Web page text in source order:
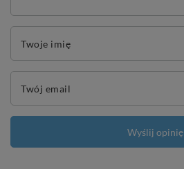
Twoje imię
Twój email
Wyślij opinię